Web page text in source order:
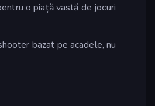
o piață vastă de jocuri
bazat pe acadele, nu